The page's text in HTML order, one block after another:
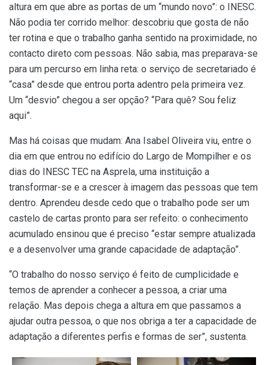
altura em que abre as portas de um “mundo novo”: o INESC.
Não podia ter corrido melhor: descobriu que gosta de não
ter rotina e que o trabalho ganha sentido na proximidade, no
contacto direto com pessoas. Não sabia, mas preparava-se
para um percurso em linha reta: o serviço de secretariado é
“casa” desde que entrou porta adentro pela primeira vez.
Um “desvio” chegou a ser opção? “Para quê? Sou feliz
aqui”.
Mas há coisas que mudam: Ana Isabel Oliveira viu, entre o
dia em que entrou no edifício do Largo de Mompilher e os
dias do INESC TEC na Asprela, uma instituição a
transformar-se e a crescer à imagem das pessoas que tem
dentro. Aprendeu desde cedo que o trabalho pode ser um
castelo de cartas pronto para ser refeito: o conhecimento
acumulado ensinou que é preciso “estar sempre atualizada
e a desenvolver uma grande capacidade de adaptação”.
“O trabalho do nosso serviço é feito de cumplicidade e
temos de aprender a conhecer a pessoa, a criar uma
relação. Mas depois chega a altura em que passamos a
ajudar outra pessoa, o que nos obriga a ter a capacidade de
adaptação a diferentes perfis e formas de ser”, sustenta.